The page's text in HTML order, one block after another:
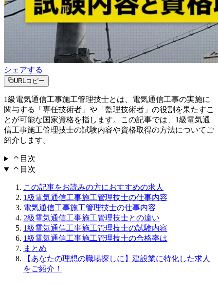
シェアする
URLコピー
1級電気通信工事施工管理技士とは、電気通信工事の実施に
関与する「専任技術者」や「監理技術者」の役割を果たすこ
とが可能な国家資格を指します。この記事では、1級電気通
信工事施工管理技士の試験内容や資格取得の方法についてご
紹介します。
目次
目次
この記事をお読みの方におすすめの求人
1級電気通信工事施工管理技士の仕事内容
電気通信工事施工管理技士の仕事内容
2級電気通信工事施工管理技士との違い
1級電気通信工事施工管理技士の試験内容
1級電気通信工事施工管理技士の合格率は
まとめ
【あなたの理想の職場探しに】建設業に特化した求人
をご紹介！